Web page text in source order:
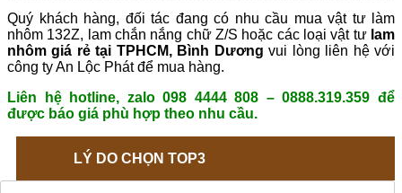
Quý khách hàng, đối tác đang có nhu cầu mua vật tư làm
nhôm 132Z, lam chắn nắng chữ Z/S hoặc các loại vật tư lam
nhôm giá rẻ tại TPHCM, Bình Dương vui lòng liên hệ với
công ty An Lộc Phát để mua hàng.
Liên hệ hotline, zalo 098 4444 808 – 0888.319.359 để
được báo giá phù hợp theo nhu cầu.
LÝ DO CHỌN TOP3